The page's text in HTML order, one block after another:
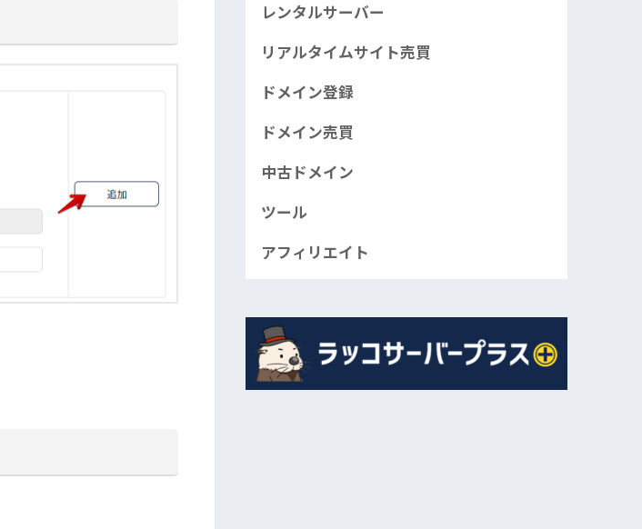
レンタルサーバー
リアルタイムサイト売買
ドメイン登録
ドメイン売買
中古ドメイン
ツール
アフィリエイト